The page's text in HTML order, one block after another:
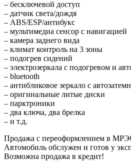
– бесключевой доступ
– датчик света/дождя
– ABS/ESP/антибукс
– мультимедиа сенсор с навигацией
– камера заднего вида
– климат контроль на 3 зоны
– подогрев сидений
– электрозеркала с подогревом и
– bluetooth
– антибликовое зеркало с
– оригинальные литые диски
– парктроники
– два ключа, два брелка
– и т.д.
Продажа с переоформлением в
Автомобиль обслужен и готов у
Возможна продажа в кредит!